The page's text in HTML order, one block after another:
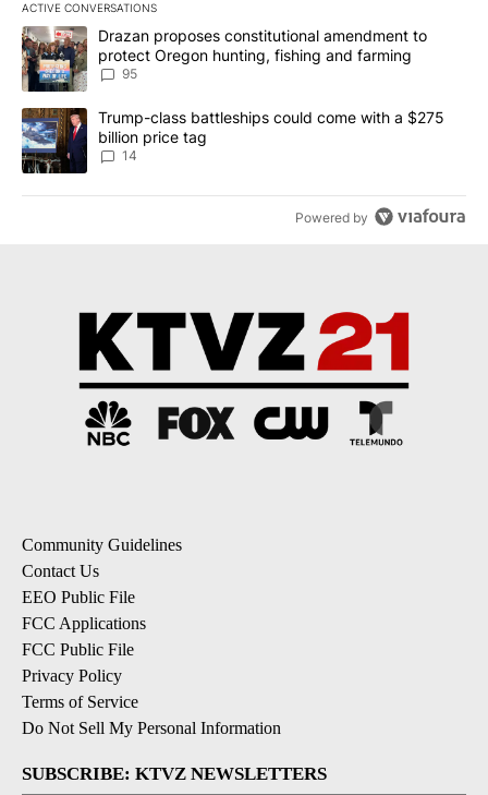
ACTIVE CONVERSATIONS
The following is a list of the most commented articles in the last
A trending article titled "Drazan proposes constitutional
Drazan proposes constitutional amendment to
protect Oregon hunting, fishing and farming
95
A trending article titled "Trump-class battleships could come
Trump-class battleships could come with a $275
billion price tag
14
Powered by
Community Guidelines
Contact Us
EEO Public File
FCC Applications
FCC Public File
Privacy Policy
Terms of Service
Do Not Sell My Personal Information
SUBSCRIBE: KTVZ NEWSLETTERS